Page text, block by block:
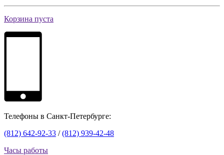
Корзина пуста
Телефоны в Санкт-Петербурге:
(812) 642-92-33 /(812) 939-42-48
Часы работы